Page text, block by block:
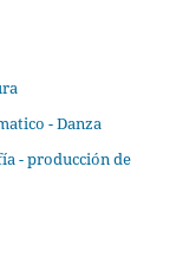
- Danza
- producción de